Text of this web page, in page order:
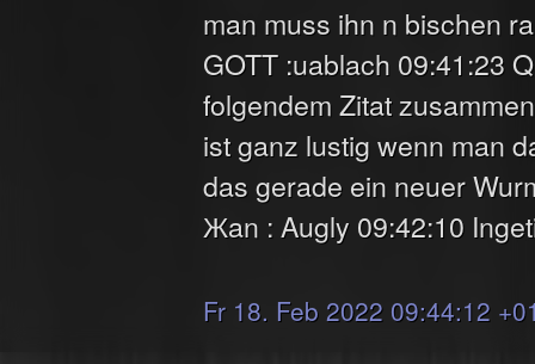
man muss ihn n bischen
GOTT :uablach 09:41:23
folgendem Zitat
ist ganz lustig wenn man
das gerade ein neuer
Жan : Augly 09:42:10
Fr 18. Feb 2022 09:44:12